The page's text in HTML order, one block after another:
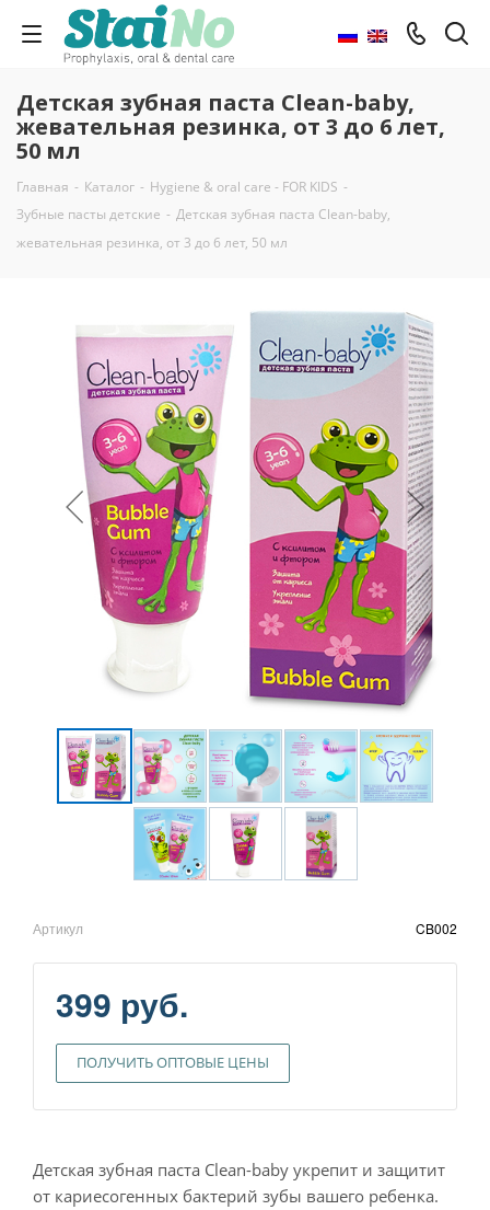
Детская зубная паста Clean-baby,
жевательная резинка, от 3 до 6 лет,
50 мл
Главная - Каталог - Hygiene & oral care - FOR KIDS -
Зубные пасты детские - Детская зубная паста Clean-baby,
жевательная резинка, от 3 до 6 лет, 50 мл
Артикул CB002
399 руб.
ПОЛУЧИТЬ ОПТОВЫЕ ЦЕНЫ
Детская зубная паста Clean-baby укрепит и защитит
от кариесогенных бактерий зубы вашего ребенка.